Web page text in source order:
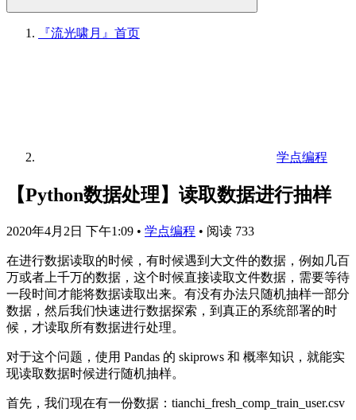
『流光啸月』 首页
学点编程
【Python数据处理】读取数据进行抽样
2020年4月2日 下午1:09 • 学点编程 • 阅读 733
在进行数据读取的时候，有时候遇到大文件的数据，例如几百
万或者上千万的数据，这个时候直接读取文件数据，需要等待
一段时间才能将数据读取出来。有没有办法只随机抽样一部分
数据，然后我们快速进行数据探索，到真正的系统部署的时
候，才读取所有数据进行处理。
对于这个问题，使用 Pandas 的 skiprows 和 概率知识，就能实
现读取数据时候进行随机抽样。
首先，我们现在有一份数据：tianchi_fresh_comp_train_user.csv